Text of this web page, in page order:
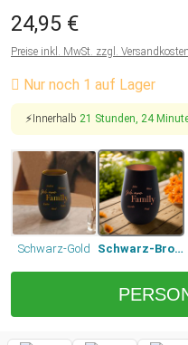
24,95 €
Preise inkl. MwSt. zzgl. Versandkosten
Nur noch 1 auf Lager
⚡Innerhalb 21 Stunden, 24
Schwarz-Gold Schwarz-Bronze